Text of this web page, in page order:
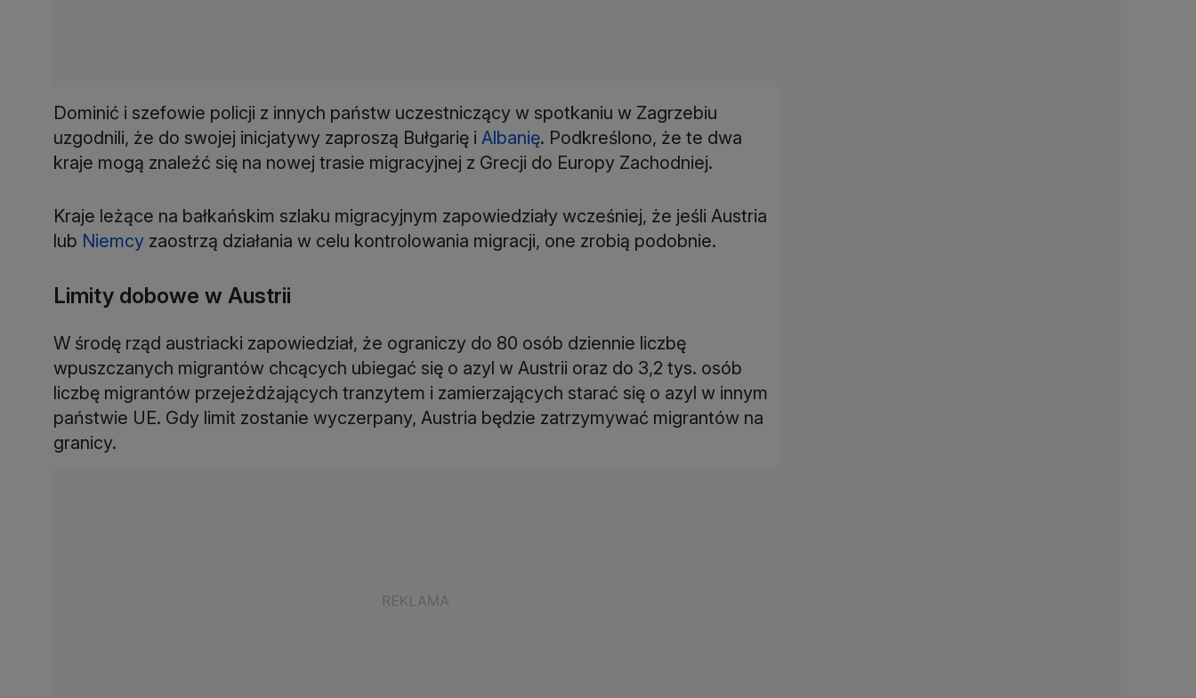
Dominić i szefowie policji z innych państw uczestniczący w spotkaniu w Zagrzebiu
uzgodnili, że do swojej inicjatywy zaproszą Bułgarię i Albanię. Podkreślono, że te dwa
kraje mogą znaleźć się na nowej trasie migracyjnej z Grecji do Europy Zachodniej.
Kraje leżące na bałkańskim szlaku migracyjnym zapowiedziały wcześniej, że jeśli Austria
lub Niemcy zaostrzą działania w celu kontrolowania migracji, one zrobią podobnie.
Limity dobowe w Austrii
W środę rząd austriacki zapowiedział, że ograniczy do 80 osób dziennie liczbę
wpuszczanych migrantów chcących ubiegać się o azyl w Austrii oraz do 3,2 tys. osób
liczbę migrantów przejeżdżających tranzytem i zamierzających starać się o azyl w innym
państwie UE. Gdy limit zostanie wyczerpany, Austria będzie zatrzymywać migrantów na
granicy.